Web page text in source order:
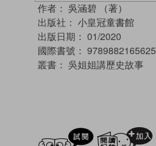
作者： 吳涵碧 （著）
出版社： 小皇冠童書館
出版日期： 01/2020
國際書號： 9789882165625
叢書： 吳姐姐講歷史故事
試閲